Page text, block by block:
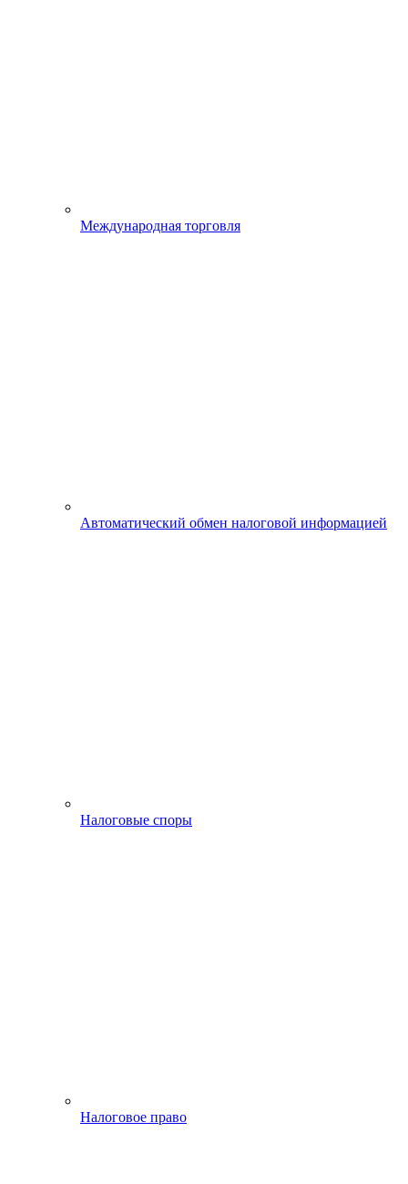
Международная торговля
Автоматический обмен налоговой информацией
Налоговые споры
Налоговое право